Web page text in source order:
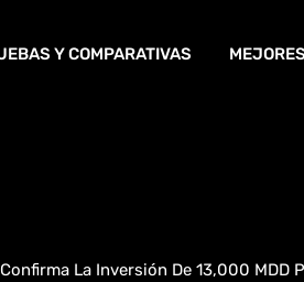
Y COMPARATIVAS
La Inversión De 13,000 MDD